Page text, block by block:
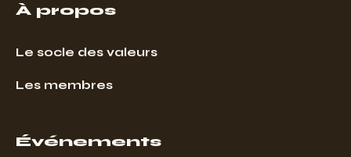
À propos
Le socle des valeurs
Les membres
Événements